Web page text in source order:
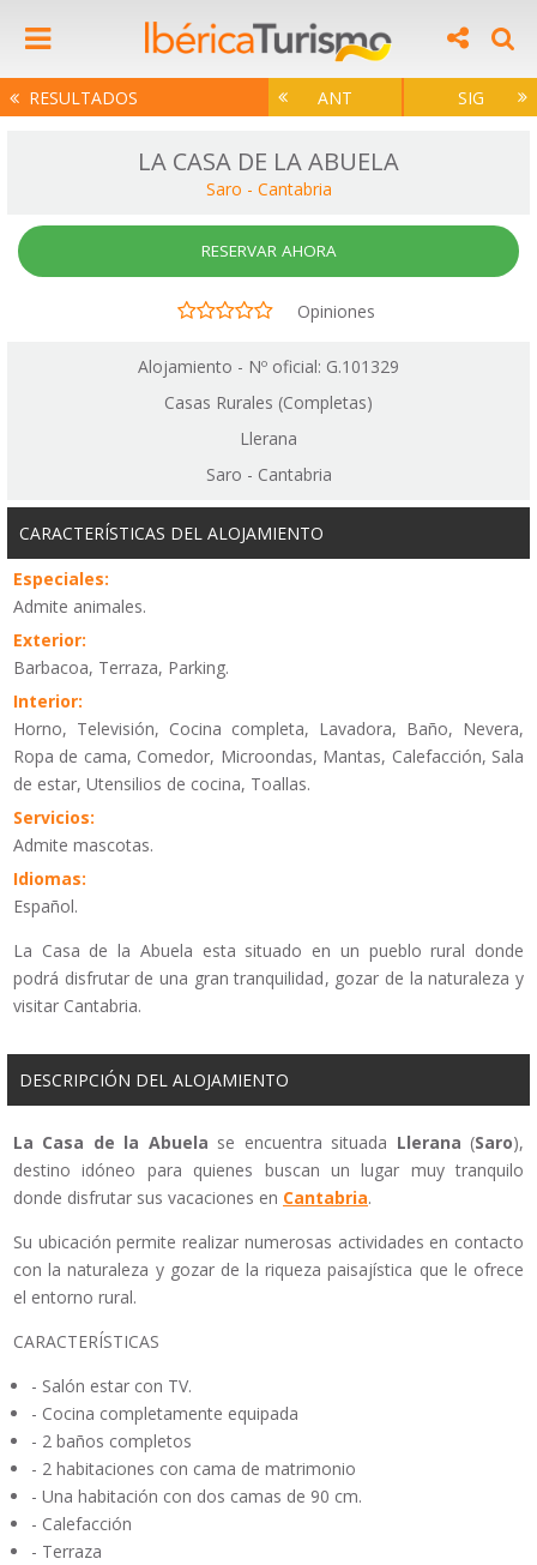
RESULTADOS ANT SIG
LA CASA DE LA ABUELA
Saro - Cantabria
RESERVAR AHORA
Opiniones
Alojamiento - Nº oficial: G.101329
Casas Rurales (Completas)
Llerana
Saro - Cantabria
CARACTERÍSTICAS DEL ALOJAMIENTO
Especiales:
Admite animales.
Exterior:
Barbacoa, Terraza, Parking.
Interior:
Horno, Televisión, Cocina completa, Lavadora, Baño, Nevera,
Ropa de cama, Comedor, Microondas, Mantas, Calefacción, Sala
de estar, Utensilios de cocina, Toallas.
Servicios:
Admite mascotas.
Idiomas:
Español.
La Casa de la Abuela esta situado en un pueblo rural donde
podrá disfrutar de una gran tranquilidad, gozar de la naturaleza y
visitar Cantabria.
DESCRIPCIÓN DEL ALOJAMIENTO
La Casa de la Abuela se encuentra situada Llerana (Saro),
destino idóneo para quienes buscan un lugar muy tranquilo
donde disfrutar sus vacaciones en Cantabria.
Su ubicación permite realizar numerosas actividades en contacto
con la naturaleza y gozar de la riqueza paisajística que le ofrece
el entorno rural.
CARACTERÍSTICAS
- Salón estar con TV.
- Cocina completamente equipada
- 2 baños completos
- 2 habitaciones con cama de matrimonio
- Una habitación con dos camas de 90 cm.
- Calefacción
- Terraza